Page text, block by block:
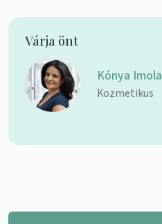
Várja önt
Kónya Imola
Kozmetikus